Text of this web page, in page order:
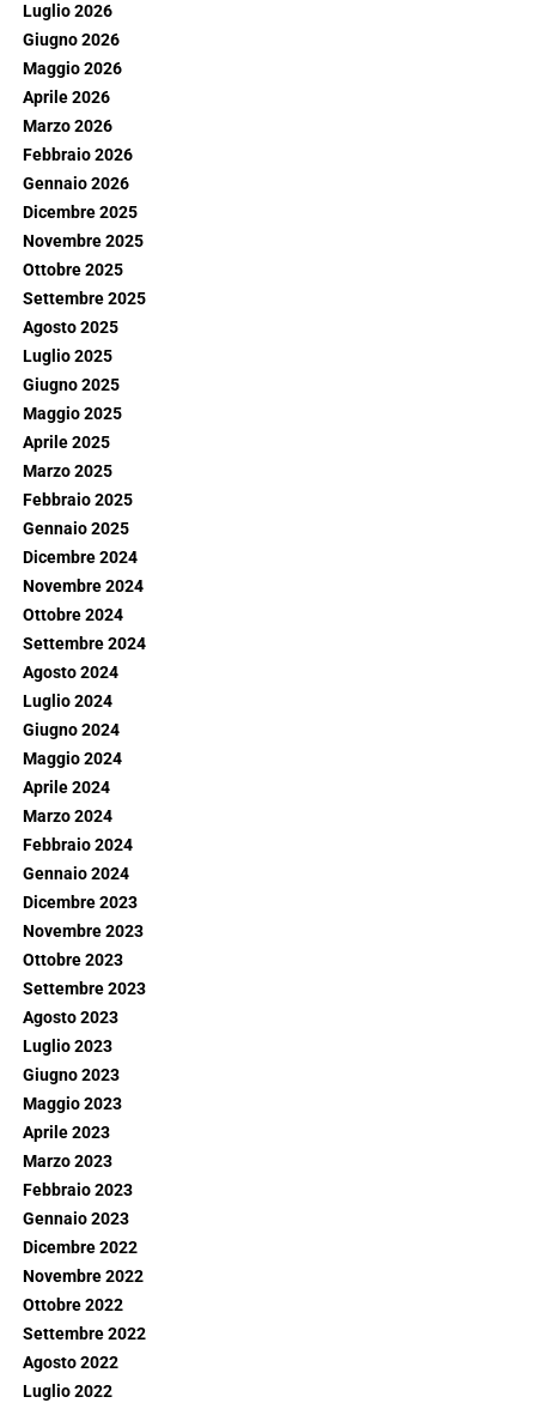
Luglio 2026
Giugno 2026
Maggio 2026
Aprile 2026
Marzo 2026
Febbraio 2026
Gennaio 2026
Dicembre 2025
Novembre 2025
Ottobre 2025
Settembre 2025
Agosto 2025
Luglio 2025
Giugno 2025
Maggio 2025
Aprile 2025
Marzo 2025
Febbraio 2025
Gennaio 2025
Dicembre 2024
Novembre 2024
Ottobre 2024
Settembre 2024
Agosto 2024
Luglio 2024
Giugno 2024
Maggio 2024
Aprile 2024
Marzo 2024
Febbraio 2024
Gennaio 2024
Dicembre 2023
Novembre 2023
Ottobre 2023
Settembre 2023
Agosto 2023
Luglio 2023
Giugno 2023
Maggio 2023
Aprile 2023
Marzo 2023
Febbraio 2023
Gennaio 2023
Dicembre 2022
Novembre 2022
Ottobre 2022
Settembre 2022
Agosto 2022
Luglio 2022